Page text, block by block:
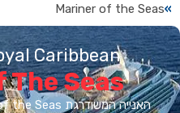
Mariner of the
Royal Caribbean | רויאל קריביאן
Of The Seas